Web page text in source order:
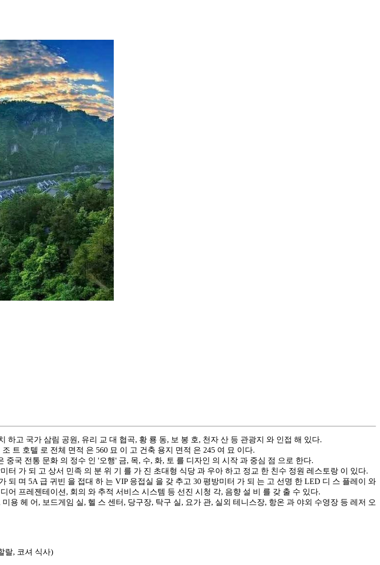
하고 국가 삼림 공원, 유리 교 대 협곡, 황 룡 동, 보 봉 호, 천자 산 등 관광지 와 인접 해 있다.
트 호텔 로 전체 면적 은 560 묘 이 고 건축 용지 면적 은 245 여 묘 이다.
국 전통 문화 의 정수 인 '오행' 금, 목, 수, 화, 토 를 디자인 의 시작 과 중심 점 으로 한다.
터 가 되 고 상서 민족 의 분 위 기 를 가 진 초대형 식당 과 우아 하고 정교 한 친수 정원 레스토랑 이 있다.
되 며 5A 급 귀빈 을 접대 하 는 VIP 응접실 을 갖 추고 30 평방미터 가 되 는 고 선명 한 LED 디 스 플레이 와
어 프레젠테이션, 회의 와 추적 서비스 시스템 등 선진 시청 각, 음향 설 비 를 갖 출 수 있다.
용 헤 어, 보드게임 실, 헬 스 센터, 당구장, 탁구 실, 요가 관, 실외 테니스장, 항온 과 야외 수영장 등 레저 오
랄, 코셔 식사)